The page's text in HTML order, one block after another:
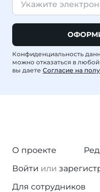
Конфиденциальность
можно отказаться в
вы даете Согласие на
О проекте
Войти или
Для сотрудников